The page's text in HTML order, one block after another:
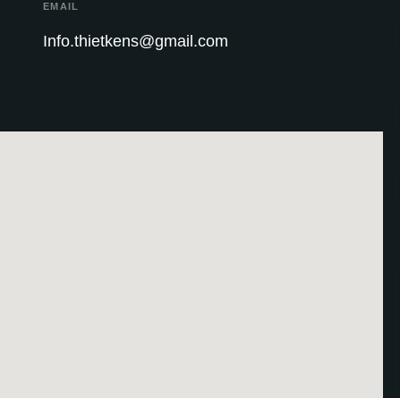
EMAIL
Info.thietkens@gmail.com